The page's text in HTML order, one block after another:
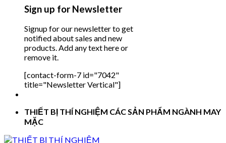
Sign up for Newsletter
Signup for our newsletter to get
notified about sales and new
products. Add any text here or
remove it.
[contact-form-7 id="7042"
title="Newsletter Vertical"]
THIẾT BỊ THÍ NGHIỆM CÁC SẢN PHẨM NGÀNH MAY
MẶC